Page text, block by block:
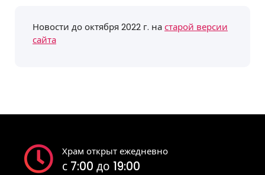
Новости до октября 2022 г. настарой версии
сайта
Храм открыт ежедневно
с 7:00 до 19:00